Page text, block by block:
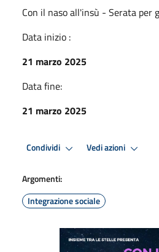
Con il naso all'insù - Serata per
Data inizio :
21 marzo 2025
Data fine:
21 marzo 2025
Condividi Vedi azioni
Argomenti:
Integrazione sociale